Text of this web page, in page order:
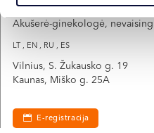
Akušerė-ginekologė,
LT , EN , RU , ES
Vilnius, S. Žukausko g. 19
Kaunas, Miško g. 25A
E-registracija